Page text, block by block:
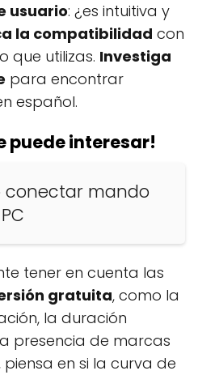
usuario: ¿es intuitiva y
la compatibilidad con
que utilizas. Investiga
para encontrar
español.
puede interesar!
conectar mando
tener en cuenta las
gratuita, como la
la duración
presencia de marcas
en si la curva de